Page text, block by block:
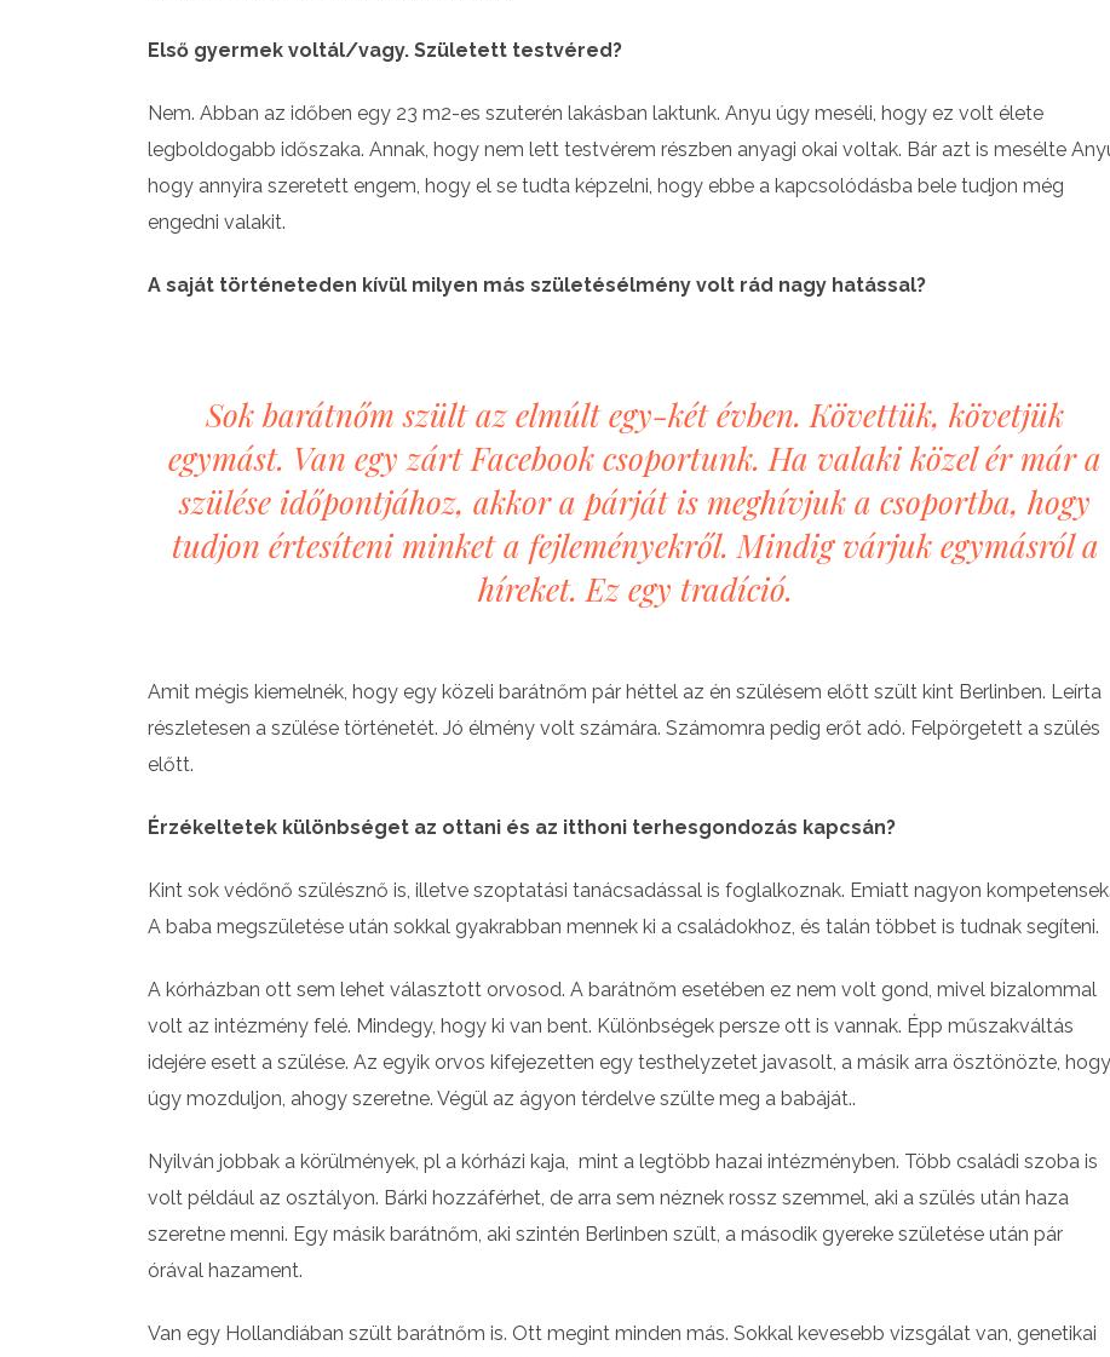
Első gyermek voltál/vagy. Született testvéred?
Nem. Abban az időben egy 23 m2-es szuterén lakásban laktunk. Anyu úgy meséli, hogy ez volt élete
legboldogabb időszaka. Annak, hogy nem lett testvérem részben anyagi okai voltak. Bár azt is mesélte
hogy annyira szeretett engem, hogy el se tudta képzelni, hogy ebbe a kapcsolódásba bele tudjon még
engedni valakit.
A saját történeteden kívül milyen más születésélmény volt rád nagy hatással?
Sok barátnőm szült az elmúlt egy-két évben. Követtük, követjük
egymást. Van egy zárt Facebook csoportunk. Ha valaki közel ér már a
szülése időpontjához, akkor a párját is meghívjuk a csoportba, hogy
tudjon értesíteni minket a fejleményekről. Mindig várjuk egymásról a
híreket. Ez egy tradíció.
Amit mégis kiemelnék, hogy egy közeli barátnőm pár héttel az én szülésem előtt szült kint Berlinben. Leírta
részletesen a szülése történetét. Jó élmény volt számára. Számomra pedig erőt adó. Felpörgetett a szülés
előtt.
Érzékeltetek különbséget az ottani és az itthoni terhesgondozás kapcsán?
Kint sok védőnő szülésznő is, illetve szoptatási tanácsadással is foglalkoznak. Emiatt nagyon kompetensek.
A baba megszületése után sokkal gyakrabban mennek ki a családokhoz, és talán többet is tudnak segíteni.
A kórházban ott sem lehet választott orvosod. A barátnőm esetében ez nem volt gond, mivel bizalommal
volt az intézmény felé. Mindegy, hogy ki van bent. Különbségek persze ott is vannak. Épp műszakváltás
idejére esett a szülése. Az egyik orvos kifejezetten egy testhelyzetet javasolt, a másik arra ösztönözte, hogy
úgy mozduljon, ahogy szeretne. Végül az ágyon térdelve szülte meg a babáját..
Nyilván jobbak a körülmények, pl a kórházi kaja, mint a legtöbb hazai intézményben. Több családi szoba is
volt például az osztályon. Bárki hozzáférhet, de arra sem néznek rossz szemmel, aki a szülés után haza
szeretne menni. Egy másik barátnőm, aki szintén Berlinben szült, a második gyereke születése után pár
órával hazament.
Van egy Hollandiában szült barátnőm is. Ott megint minden más. Sokkal kevesebb vizsgálat van, genetikai